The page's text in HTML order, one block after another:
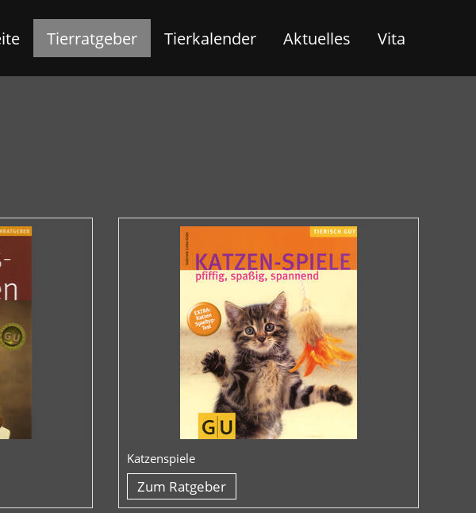
Tierratgeber Tierkalender Aktuelles Vita
Katzenspiele
Zum Ratgeber